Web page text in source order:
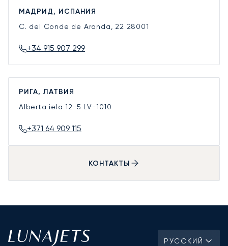
МАДРИД, ИСПАНИЯ
C. del Conde de Aranda, 22 28001
+34 915 907 299
РИГА, ЛАТВИЯ
Alberta iela 12-5 LV-1010
+371 64 909 115
КОНТАКТЫ
РУССКИЙ